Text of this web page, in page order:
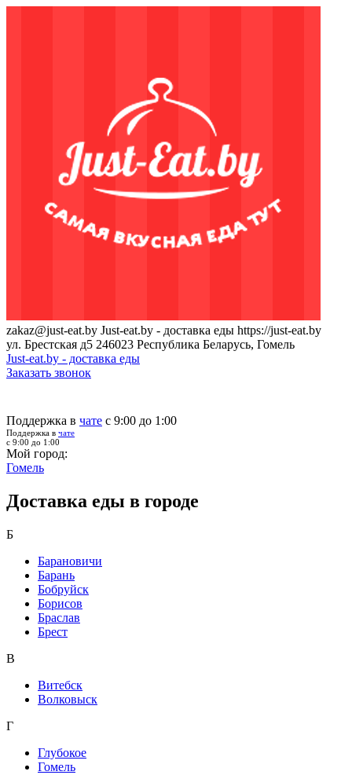
zakaz@just-eat.by Just-eat.by - доставка еды https://just-eat.by
ул. Брестская д5 246023 Республика Беларусь, Гомель
Just-eat.by - доставка еды
Заказать звонок
Поддержка в чате с 9:00 до 1:00
Поддержка в чате
с 9:00 до 1:00
Мой город:
Гомель
Доставка еды в городе
Б
Барановичи
Барань
Бобруйск
Борисов
Браслав
Брест
В
Витебск
Волковыск
Г
Глубокое
Гомель